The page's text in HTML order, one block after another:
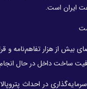
ایران است.
ساخت داخل در حال